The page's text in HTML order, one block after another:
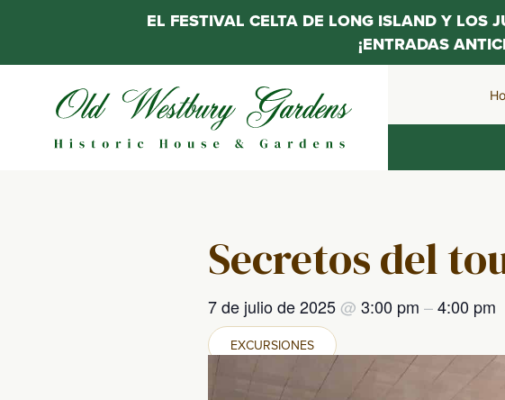
contenido
Secretos del
7 de julio de 2025@ 3:00 pm –4:00 pm
EXCURSIONES
EL FESTIVAL CELTA DE LONG ISLAND Y LOS
¡ENTRADAS